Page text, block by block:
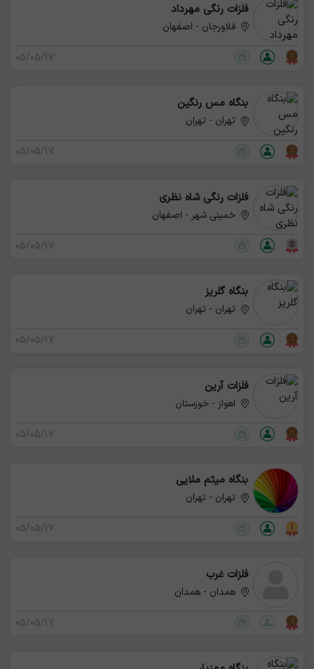
فلزات رنگی مهرداد
فلاورجان - اصفهان
05/05/17
بنگاه مس رنگین
تهران - تهران
05/05/17
فلزات رنگی شاه نظری
خمینی شهر - اصفهان
05/05/17
بنگاه گلریز
تهران - تهران
05/05/17
فلزات آرین
اهواز - خوزستان
05/05/17
بنگاه میثم ملایی
تهران - تهران
05/05/17
فلزات غرب
همدان - همدان
05/05/17